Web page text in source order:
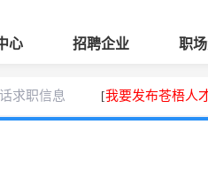
心 招聘企业 职
求职信息 [我要发布苍梧人